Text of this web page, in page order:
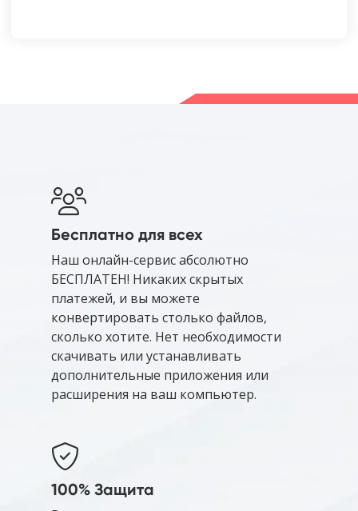
Бесплатно для всех
Наш онлайн-сервис абсолютно
БЕСПЛАТЕН! Никаких скрытых
платежей, и вы можете
конвертировать столько файлов,
сколько хотите. Нет необходимости
скачивать или устанавливать
дополнительные приложения или
расширения на ваш компьютер.
100% Защита